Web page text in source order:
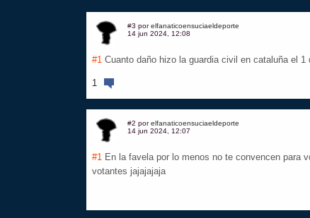
#3 porelfanaticoensuciaeldeporte
14 jun 2024, 12:08
#1 Cuanto daño hizo la guardia civil en cataluña el
1
#2 porelfanaticoensuciaeldeporte
14 jun 2024, 12:07
#1 En la favela por lo menos no te convencen para
votantes jajajajaja